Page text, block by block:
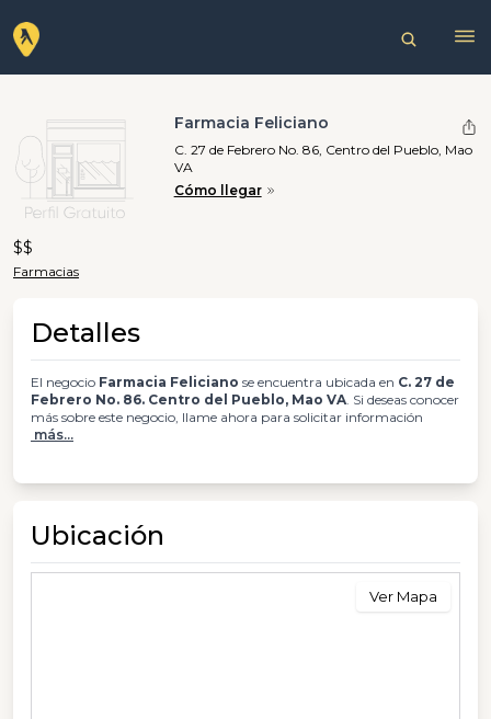
Farmacia Feliciano
C. 27 de Febrero No. 86, Centro del Pueblo, Mao
VA
Cómo llegar
$$
Farmacias
Detalles
El negocio Farmacia Feliciano se encuentra ubicada en C. 27 de
Febrero No. 86. Centro del Pueblo, Mao VA. Si deseas conocer
más sobre este negocio, llame ahora para solicitar información
más...
Ubicación
Ver Mapa